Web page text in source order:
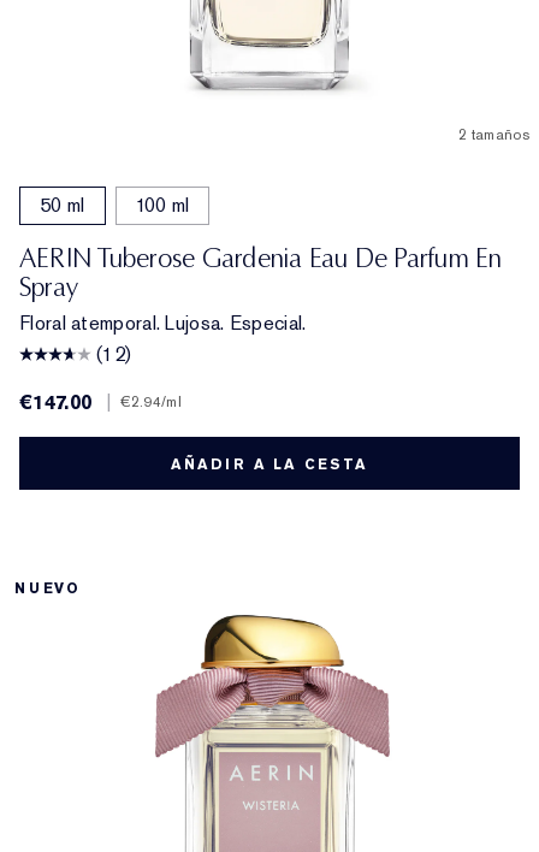
2 tamaños
50 ml 100 ml
AERIN Tuberose Gardenia Eau De Parfum En
Spray
Floral atemporal. Lujosa. Especial.
(12)
€147.00
€2.94/ml
AÑADIR A LA CESTA
NUEVO